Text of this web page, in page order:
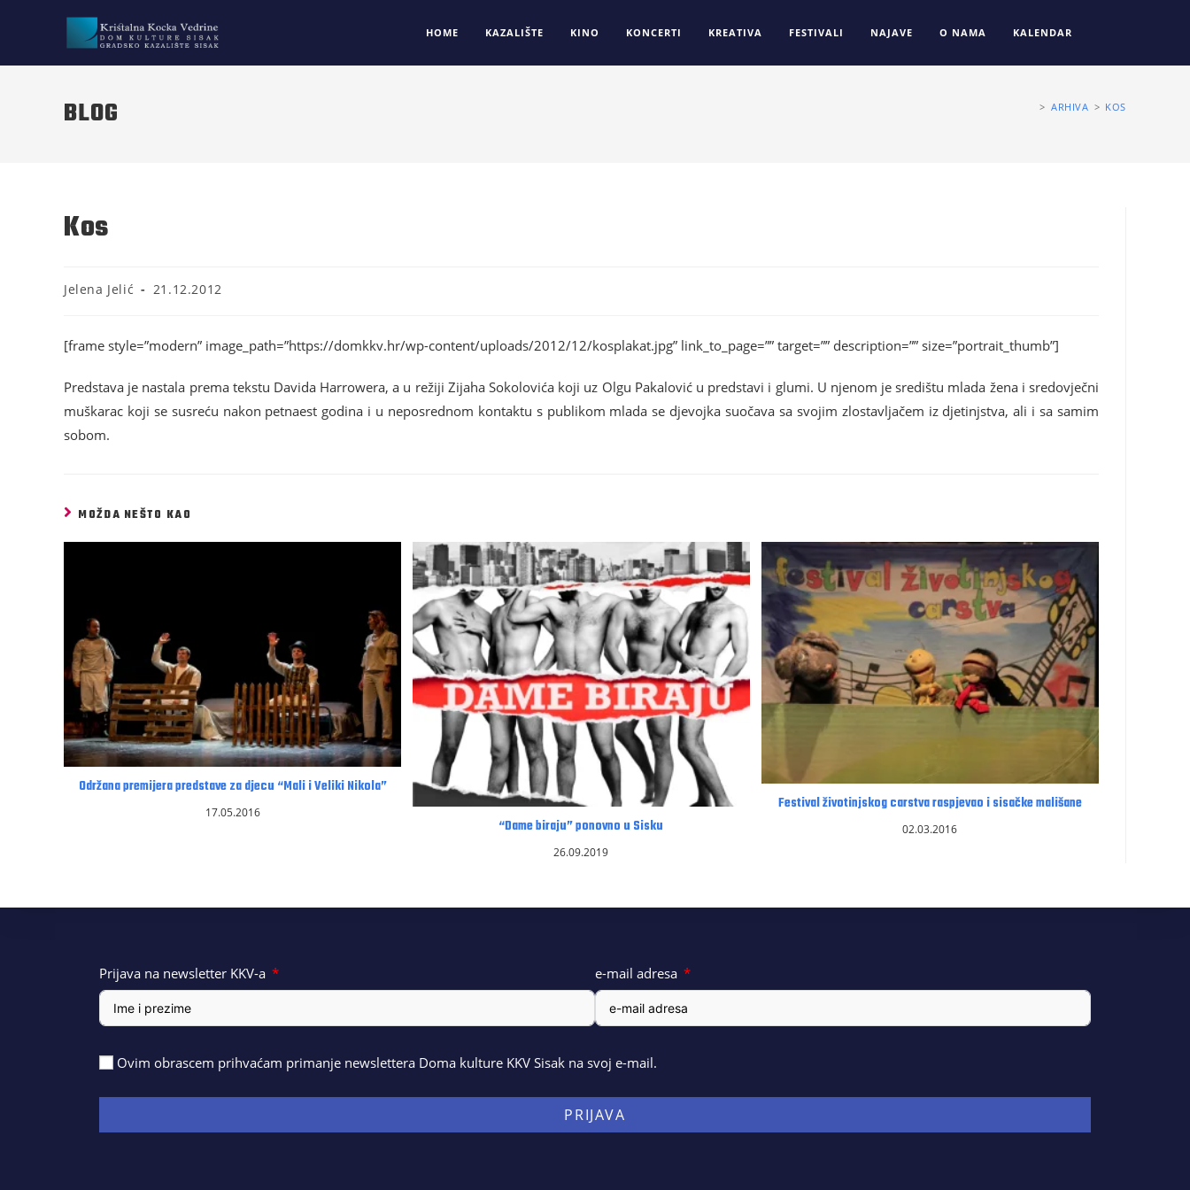
HOME KAZALIŠTE KINO KONCERTI KREATIVA FESTIVALI NAJAVE O NAMA KALENDAR
BLOG > ARHIVA > KOS
Kos
Jelena Jelić 21.12.2012
[frame style=”modern” image_path=”https://domkkv.hr/wp-content/uploads/2012/12/kosplakat.jpg” link_to_page=”” target=”” description=”” size=”portrait_thumb”]
Predstava je nastala prema tekstu Davida Harrowera, a u režiji Zijaha Sokolovića koji uz Olgu Pakalović u predstavi i glumi. U njenom je središtu mlada žena i sredovječni
muškarac koji se susreću nakon petnaest godina i u neposrednom kontaktu s publikom mlada se djevojka suočava sa svojim zlostavljačem iz djetinjstva, ali i sa samim
sobom.
MOŽDA NEŠTO KAO
Održana premijera predstave za djecu “Mali i Veliki Nikola”
17.05.2016
“Dame biraju” ponovno u Sisku
26.09.2019
Festival životinjskog carstva raspjevao i sisačke mališane
02.03.2016
Prijava na newsletter KKV-a e-mail adresa
Ovim obrascem prihvaćam primanje newslettera Doma kulture KKV Sisak na svoj e-mail.
PRIJAVA